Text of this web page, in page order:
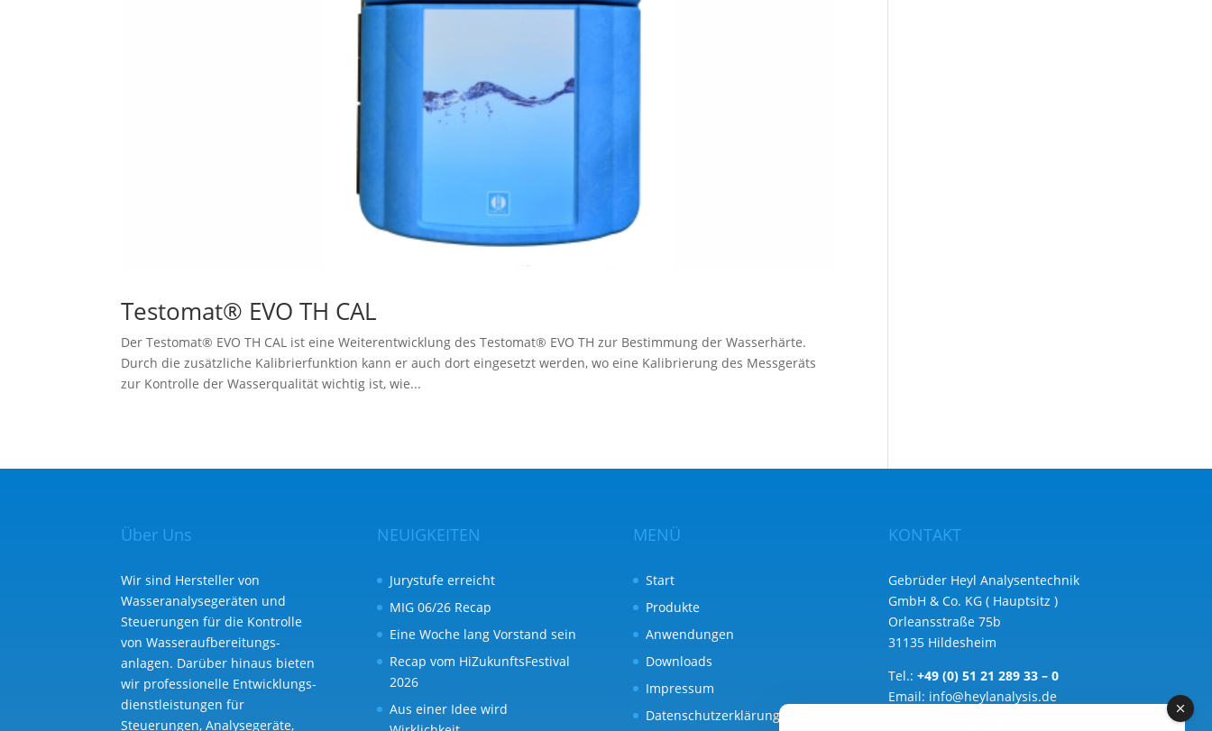
Testomat® EVO TH CAL
Der Testomat® EVO TH CAL ist eine Weiterentwicklung des Testomat® EVO TH zur Bestimmung der Wasserhärte.
Durch die zusätzliche Kalibrierfunktion kann er auch dort eingesetzt werden, wo eine Kalibrierung des Messgeräts
zur Kontrolle der Wasserqualität wichtig ist, wie...
Über Uns
Wir sind Hersteller von
Wasseranalysegeräten und
Steuerungen für die Kontrolle
von Wasser­aufbereitungs­
anlagen. Darüber hinaus bieten
wir professionelle Entwicklungs­
dienst­leistungen für
Steuerungen, Analysegeräte,
NEUIGKEITEN
Jurystufe erreicht
MIG 06/26 Recap
Eine Woche lang Vorstand sein
Recap vom HiZukunftsFestival
2026
Aus einer Idee wird
MENÜ
Start
Produkte
Anwendungen
Downloads
Impressum
Datenschutzerklärung
KONTAKT
Gebrüder Heyl Analysentechnik
GmbH & Co. KG ( Hauptsitz )
Orleansstraße 75b
31135 Hildesheim
Tel.:+49 (0) 51 21 289 33 – 0
Email: info@heylanalysis.de